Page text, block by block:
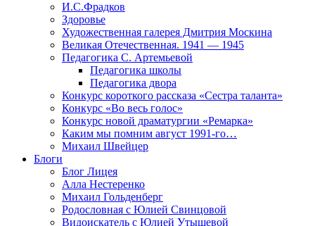
И.С.Фрадков
Здоровье
Художественная галерея Дмитрия Москина
Великая Отечественная. 1941 — 1945
Педагогика С. Артемьевой
Педагогика школы
Педагогика двора
Конкурс короткого рассказа «Сестра таланта»
Конкурс «Во весь голос»
Конкурс новой драматургии «Ремарка»
Каким мы помним август 1991-го…
Михаил Швейцер
Блоги
Блог Лицея
Алла Нестеренко
Михаил Гольденберг
Родословная с Юлией Свинцовой
Видоискатель с Юлией Утышевой